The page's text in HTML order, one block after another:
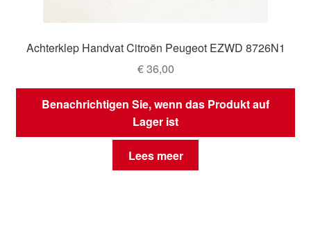
Achterklep Handvat Citroën Peugeot EZWD 8726N1
€36,00
Benachrichtigen Sie, wenn das Produkt auf
Lager ist
Lees meer